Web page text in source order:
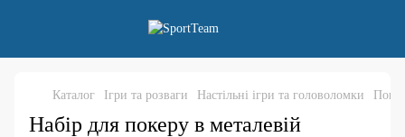
Каталог Ігри та розваги Настільні ігри та головоломки
Набір для покеру в металевій